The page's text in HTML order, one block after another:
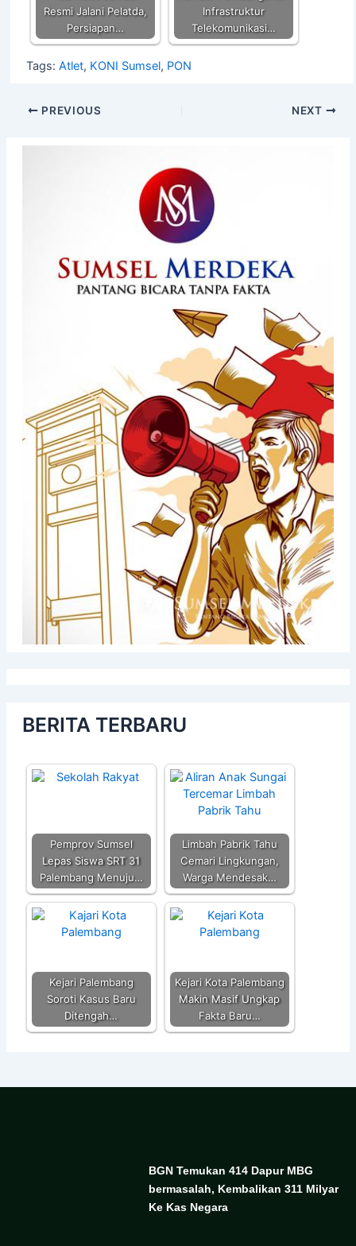
Resmi Jalani Pelatda,
Persiapan…
Infrastruktur
Telekomunikasi…
Tags: Atlet, KONI Sumsel, PON
PREVIOUS NEXT
BERITA TERBARU
Pemprov Sumsel
Lepas Siswa SRT 31
Palembang Menuju…
Limbah Pabrik Tahu
Cemari Lingkungan,
Warga Mendesak…
Kejari Palembang
Soroti Kasus Baru
Ditengah…
Kejari Kota Palembang
Makin Masif Ungkap
Fakta Baru…
BGN Temukan 414 Dapur MBG
bermasalah, Kembalikan 311 Milyar
Ke Kas Negara